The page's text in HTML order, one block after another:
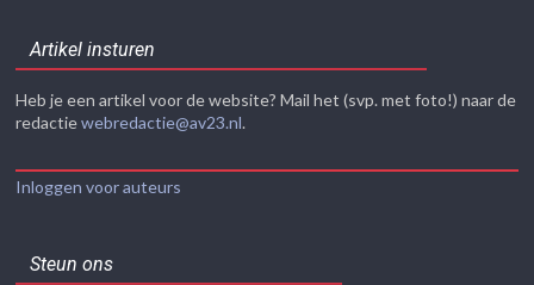
Artikel insturen
Heb je een artikel voor de website? Mail het (svp. met foto!) naar de
redactiewebredactie@av23.nl.
Inloggen voor auteurs
Steun ons